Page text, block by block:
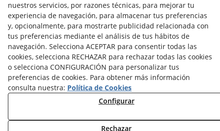
Aviso Legal
Política de privacidad
Política Cookies
Condiciones generales de compra
Derecho de desistimiento
Organismos de resolución de conflictos
nuestros servicios, por razones técnicas, para mejorar tu
experiencia de navegación, para almacenar tus preferencias
y, opcionalmente, para mostrarte publicidad relacionada con
tus preferencias mediante el análisis de tus hábitos de
navegación. Selecciona ACEPTAR para consentir todas las
cookies, selecciona RECHAZAR para rechazar todas las cookies
o selecciona CONFIGURACIÓN para personalizar tus
preferencias de cookies. Para obtener más información
consulta nuestra: Política de Cookies
Configurar
Rechazar